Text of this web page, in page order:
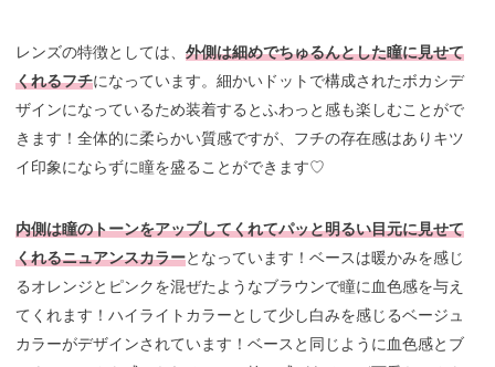
レンズの特徴としては、外側は細めでちゅるんとした瞳に見せて
くれるフチになっています。細かいドットで構成されたボカシデ
ザインになっているため装着するとふわっと感も楽しむことがで
きます！全体的に柔らかい質感ですが、フチの存在感はありキツ
イ印象にならずに瞳を盛ることができます♡
内側は瞳のトーンをアップしてくれてパッと明るい目元に見せて
くれるニュアンスカラーとなっています！ベースは暖かみを感じ
るオレンジとピンクを混ぜたようなブラウンで瞳に血色感を与え
てくれます！ハイライトカラーとして少し白みを感じるベージュ
カラーがデザインされています！ベースと同じように血色感とブ